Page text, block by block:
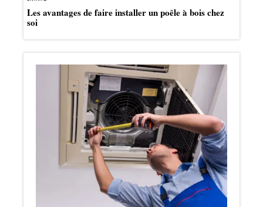
Les avantages de faire installer un poêle à bois chez
soi